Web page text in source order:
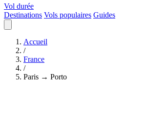
Vol durée
Destinations Vols populaires Guides
Accueil
/
France
/
Paris → Porto